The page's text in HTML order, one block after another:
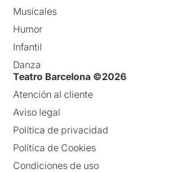
Musicales
Humor
Infantil
Danza
Teatro Barcelona ©2026
Atención al cliente
Aviso legal
Política de privacidad
Política de Cookies
Condiciones de uso